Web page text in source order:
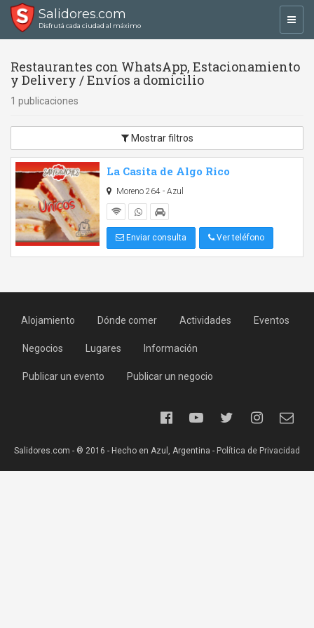
Salidores.com
Disfrutá cada ciudad al máximo
Restaurantes con WhatsApp, Estacionamiento
y Delivery / Envíos a domicilio
1 publicaciones
Mostrar filtros
La Casita de Algo Rico
Moreno 264 - Azul
Enviar consulta Ver teléfono
Alojamiento Dónde comer Actividades Eventos
Negocios Lugares Información
Publicar un evento Publicar un negocio
Salidores.com - ® 2016 - Hecho en Azul, Argentina - Política de Privacidad